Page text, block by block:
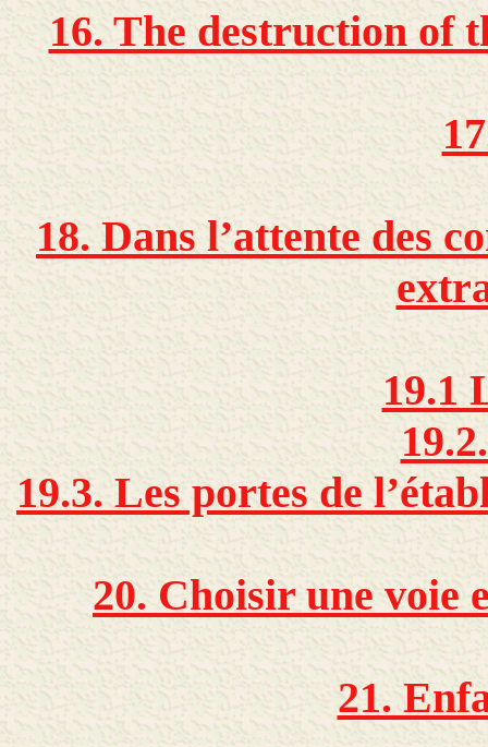
16. The destruction of
18. Dans l’attente des
19.1
19.3. Les portes de
20. Choisir une voie
21.